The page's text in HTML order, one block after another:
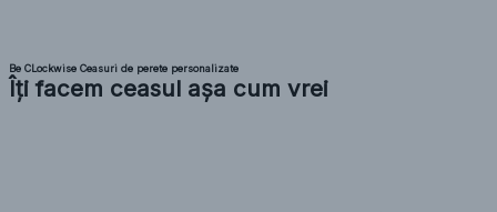
Be CLockwise Ceasuri de perete personalizate
Îți facem ceasul așa cum vrei